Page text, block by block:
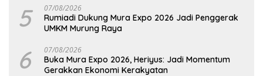
5 07/08/2026
Rumiadi Dukung Mura Expo 2026 Jadi Penggerak
UMKM Murung Raya
6 07/08/2026
Buka Mura Expo 2026, Heriyus: Jadi Momentum
Gerakkan Ekonomi Kerakyatan